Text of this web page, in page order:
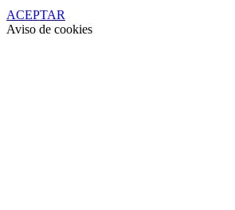
ACEPTAR
Aviso de cookies